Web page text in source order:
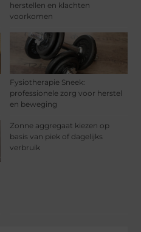
herstellen en klachten
voorkomen
Fysiotherapie Sneek:
professionele zorg voor herstel
en beweging
Zonne aggregaat kiezen op
basis van piek of dagelijks
verbruik